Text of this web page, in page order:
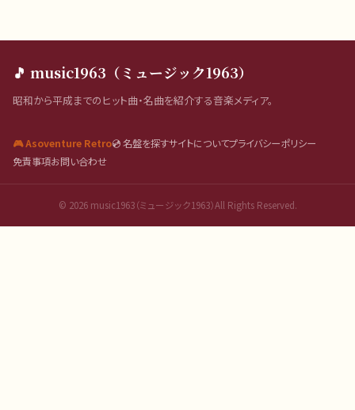
🎵 music1963（ミュージック1963）
昭和から平成までのヒット曲・名曲を紹介する音楽メディア。
🎮 Asoventure Retro💿 名盤を探すサイトについてプライバシーポリシー
免責事項お問い合わせ
© 2026music1963（ミュージック1963）All Rights Reserved.